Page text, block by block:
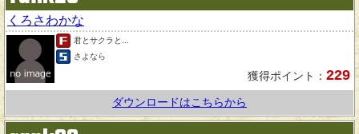
くろさわかな
君とサクラと...
さよなら
獲得ポイント： 229
ダウンロードはこちらから